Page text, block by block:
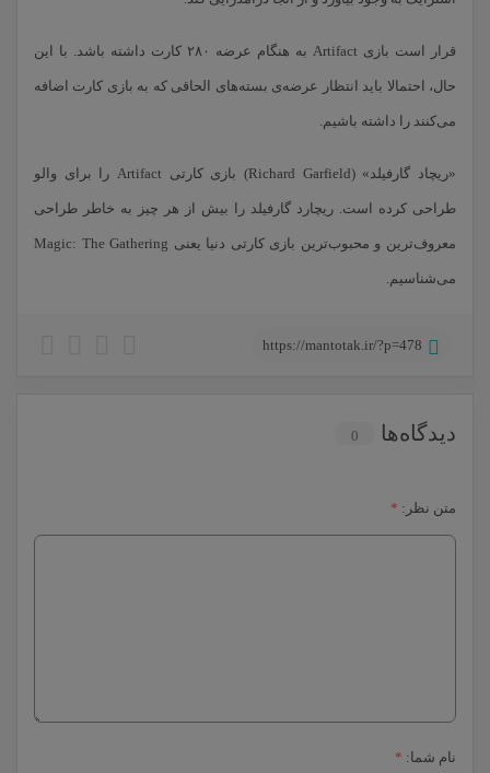
قرار است بازی Artifact به هنگام عرضه ۲۸۰ کارت داشته باشد. با این
حال، احتمالا باید انتظار عرضه‌ی بسته‌های الحاقی که به بازی کارت اضافه
می‌کنند را داشته باشیم.
«ریچاد گارفیلد» (Richard Garfield) بازی کارتی Artifact را برای والو
طراحی کرده است. ریچارد گارفیلد را بیش از هر چیز به خاطر طراحی
معروف‌ترین و محبوب‌ترین بازی کارتی دنیا یعنی Magic: The Gathering
می‌شناسیم.
https://mantotak.ir/?p=478
دیدگاه‌ها 0
متن نظر: *
نام شما: *